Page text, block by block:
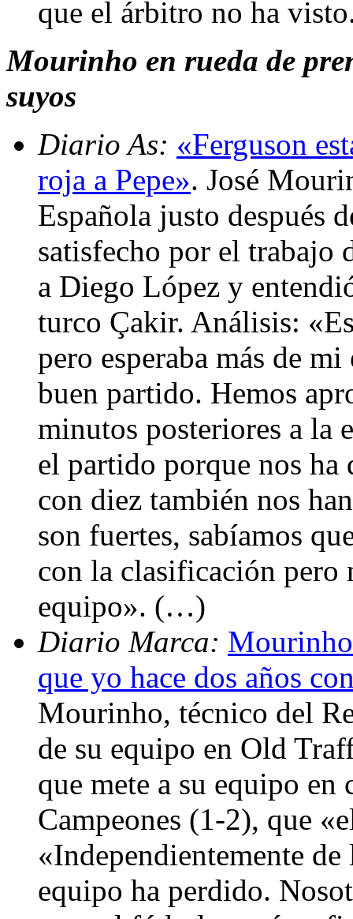
que el árbitro no ha
Mourinho en rueda de
suyos
Diario As: «Ferguson
roja a Pepe». José
Española justo después
satisfecho por el trabajo
a Diego López y
turco Çakir. Análisis:
pero esperaba más de
buen partido. Hemos
minutos posteriores a la
el partido porque nos ha
con diez también nos
son fuertes, sabíamos
con la clasificación pero
equipo». (…)
Diario Marca:
que yo hace dos años
Mourinho, técnico del
de su equipo en Old
que mete a su equipo
Campeones (1-2), que
«Independientemente
equipo ha perdido.